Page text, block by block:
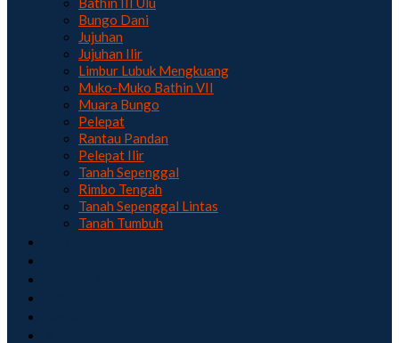
Bungo Dani
Jujuhan
Jujuhan Ilir
Limbur Lubuk Mengkuang
Muko-Muko Bathin VII
Muara Bungo
Pelepat
Rantau Pandan
Pelepat Ilir
Tanah Sepenggal
Rimbo Tengah
Tanah Sepenggal Lintas
Tanah Tumbuh